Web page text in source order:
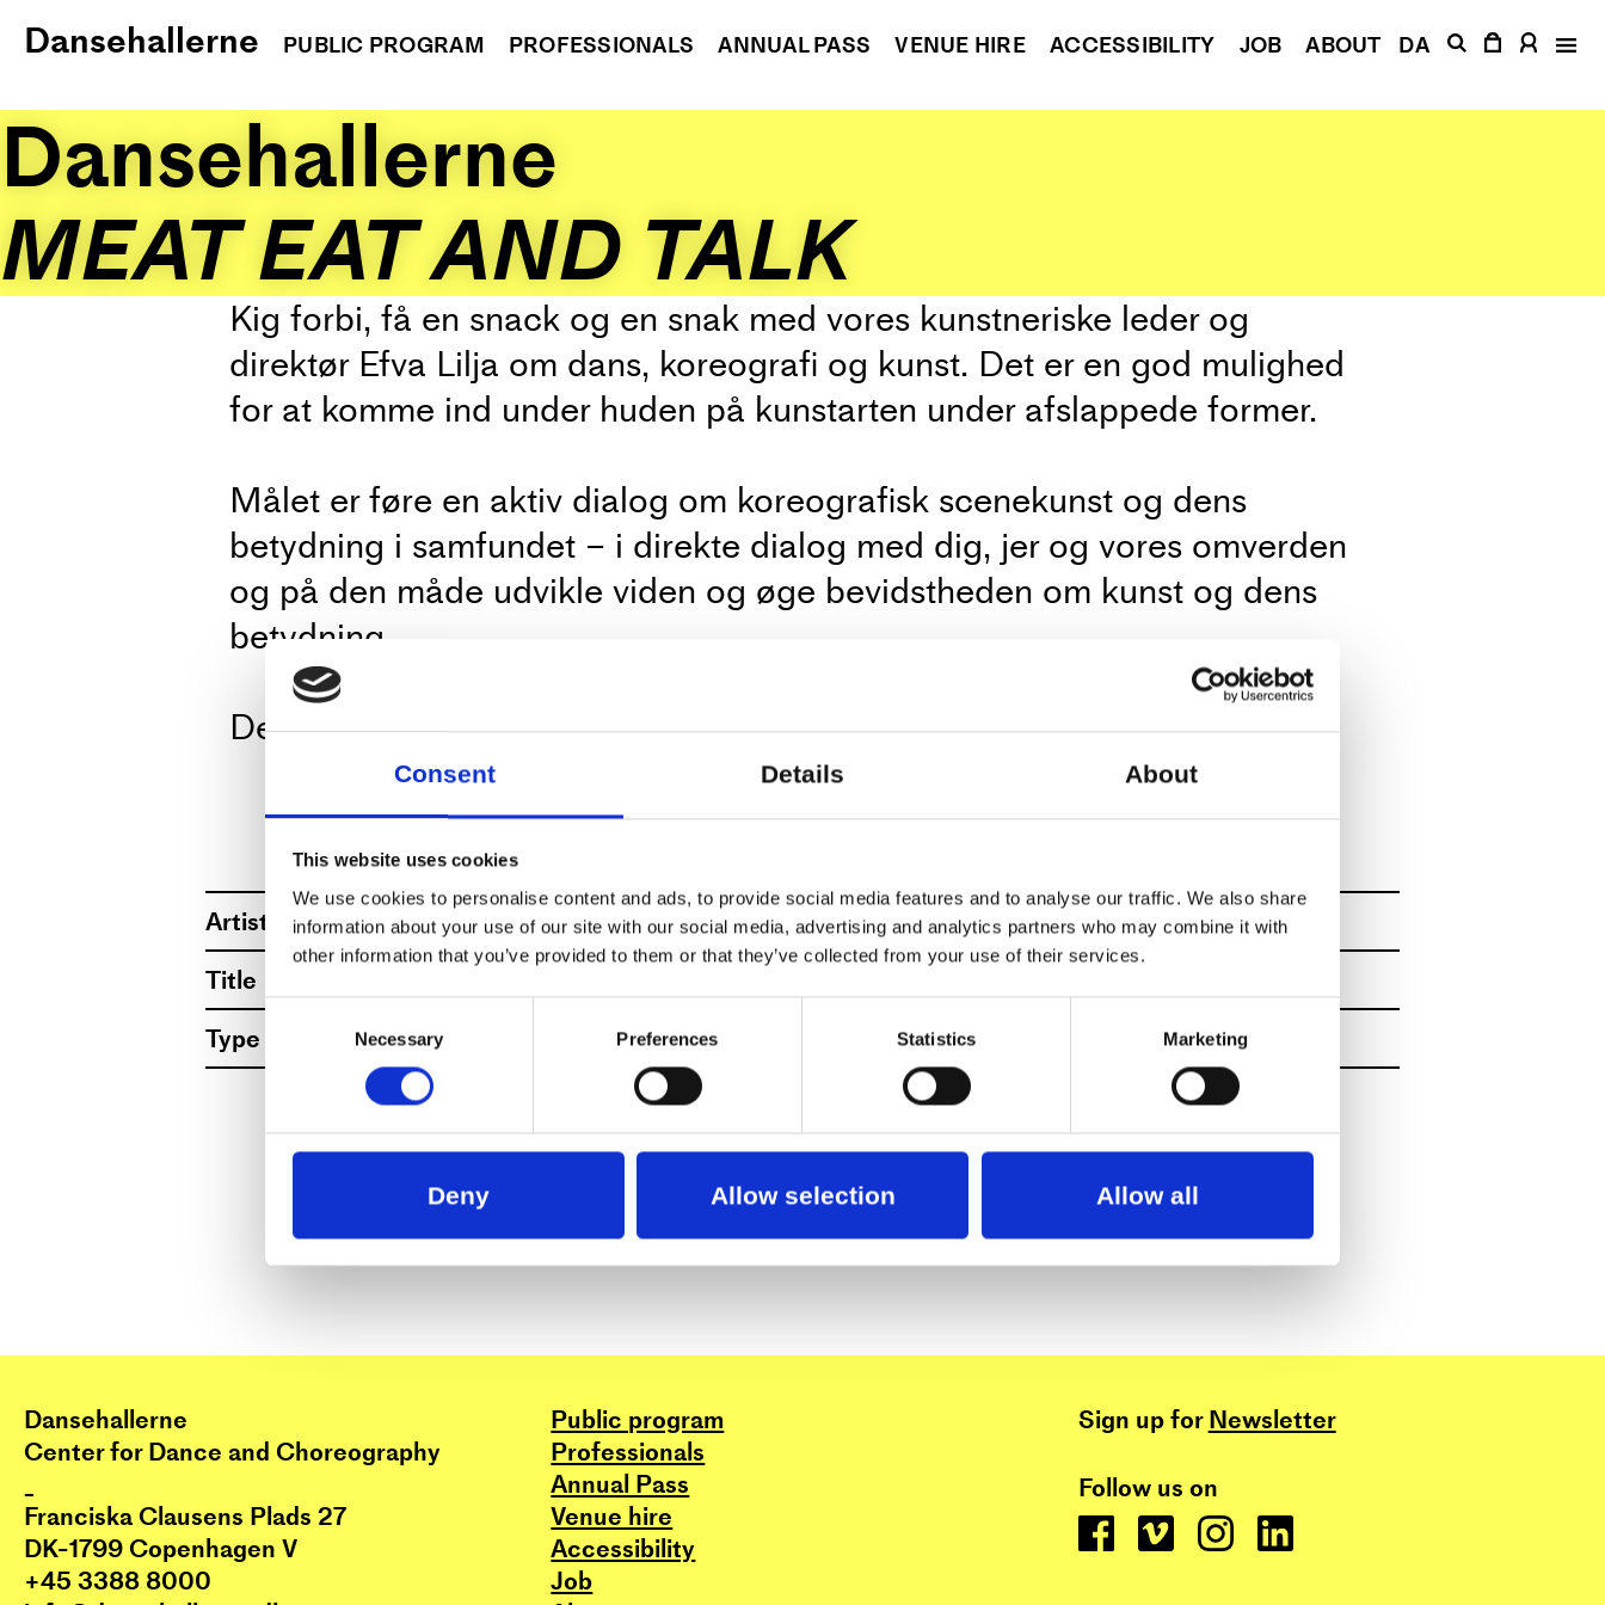
Consent Details About
This website uses cookies
We use cookies to personalise content and ads, to provide social media features and to analyse our traffic. We also share
information about your use of our site with our social media, advertising and analytics partners who may combine it with
other information that you’ve provided to them or that they’ve collected from your use of their services.
Consent
Necessary Preferences Statistics Marketing
Deny Allow selection Allow all
Dansehallerne PUBLIC PROGRAM PROFESSIONALS ANNUAL PASS VENUE HIRE ACCESSIBILITY JOB ABOUT DA
Dansehallerne
MEAT EAT AND TALK
Kig forbi, få en snack og en snak med vores kunstneriske leder og
direktør Efva Lilja om dans, koreografi og kunst. Det er en god mulighed
for at komme ind under huden på kunstarten under afslappede former.
Målet er føre en aktiv dialog om koreografisk scenekunst og dens
betydning i samfundet – i direkte dialog med dig, jer og vores omverden
og på den måde udvikle viden og øge bevidstheden om kunst og dens
betydning.
Denne gang har temaet følgende spørgsmål: Hvilke nye former for
inkluderende koreografiske udtryk ser vi udvikles i Europa? Hvad ser vi i
Danmark?
Vi slutter ca. kl. 18.45 / Der vil være lidt snacks og mulighed for at købe
en forfriskning.
More
Artist
Dansehallerne
Title
Type
Social event
Dansehallerne
Center for Dance and Choreography
Franciska Clausens Plads 27
DK-1799 Copenhagen V
+45 3388 8000
Public program
Professionals
Annual Pass
Venue hire
Accessibility
Job
Sign up forNewsletter
Follow us on